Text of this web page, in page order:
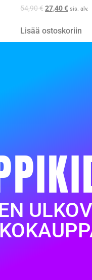
54,90€27,40€ sis. alv.
Lisää ostoskoriin